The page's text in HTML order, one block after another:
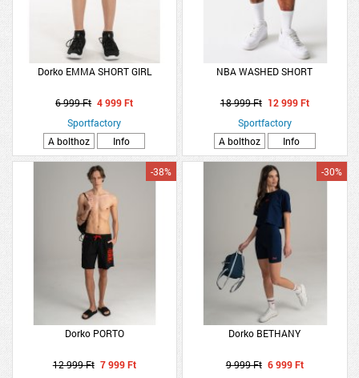
Dorko EMMA SHORT GIRL
6 999 Ft 4 999 Ft
Sportfactory
A bolthoz
Info
NBA WASHED SHORT
18 999 Ft 12 999 Ft
Sportfactory
A bolthoz
Info
Dorko PORTO
-38%
12 999 Ft 7 999 Ft
Dorko BETHANY
-30%
9 999 Ft 6 999 Ft